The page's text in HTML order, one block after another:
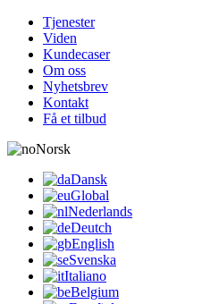
Tjenester
Viden
Kundecaser
Om oss
Nyhetsbrev
Kontakt
Få et tilbud
Norsk
Dansk
Global
Nederlands
Deutch
English
Svenska
Italiano
Belgium